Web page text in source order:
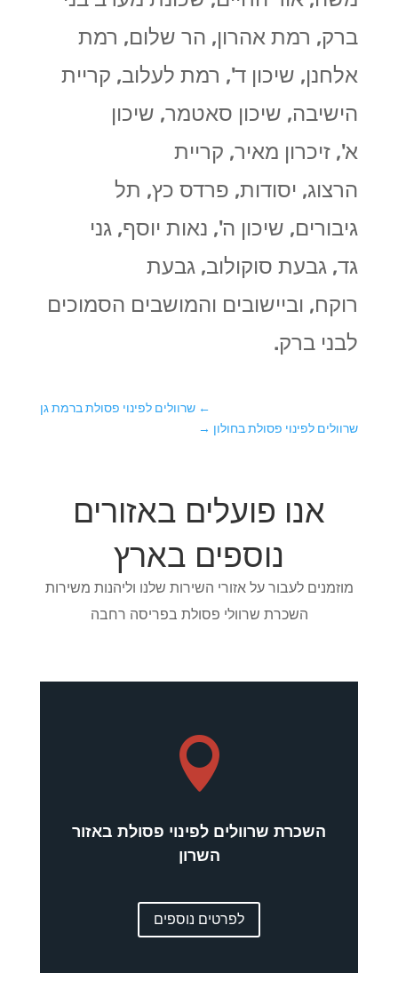
ברק, רמת אהרון, הר שלום, רמת
אלחנן, שיכון ד', רמת לעלוב, קריית
הישיבה, שיכון סאטמר, שיכון
א', זיכרון מאיר, קריית
הרצוג, יסודות, פרדס כץ, תל
גיבורים, שיכון ה', נאות יוסף, גני
גד, גבעת סוקולוב, גבעת
רוקח, וביישובים והמושבים הסמוכים
לבני ברק.
←שרוולים לפינוי פסולת ברמת גן
שרוולים לפינוי פסולת בחולון →
אנו פועלים באזורים
נוספים בארץ
מוזמנים לעבור על אזורי השירות שלנו וליהנות משירות
השכרת שרוולי פסולת בפריסה רחבה

השכרת שרוולים לפינוי פסולת באזור
השרון
לפרטים נוספים